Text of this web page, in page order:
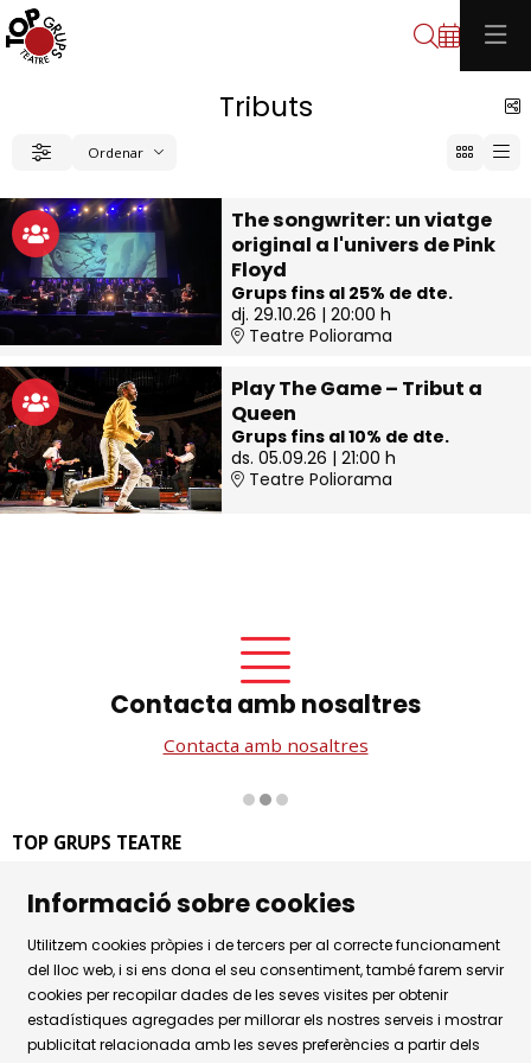
Cerca
Tributs
FiltrarOrdenar
The songwriter: un viatge
original a l'univers de Pink
Floyd
Grups fins al 25% de dte.
dj. 29.10.26 | 20:00 h
Teatre Poliorama
Play The Game – Tribut a
Queen
Grups fins al 10% de dte.
ds. 05.09.26 | 21:00 h
Teatre Poliorama
Contacta amb nosaltres
Contacta amb nosaltres
TOP GRUPS TEATRE
08002 Barcelona
Tel. 93 441 39 79
Horari d'atenció: de dilluns a dijous de 9.30h a 17.30h i
divendres de 9.30 a 14.30h.
Sitemap | Avís Legal | Ús de Cookies
|
Informació sobre cookies
Utilitzem cookies pròpies i de tercers per al correcte funcionament
del lloc web, i si ens dona el seu consentiment, també farem servir
cookies per recopilar dades de les seves visites per obtenir
estadístiques agregades per millorar els nostres serveis i mostrar
publicitat relacionada amb les seves preferències a partir dels